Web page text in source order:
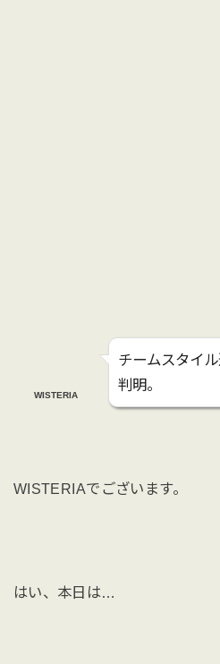
WISTERIA
チームスタイ
判明。
WISTERIAでございます。
はい、本日は…